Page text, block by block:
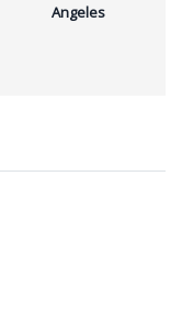
Angeles